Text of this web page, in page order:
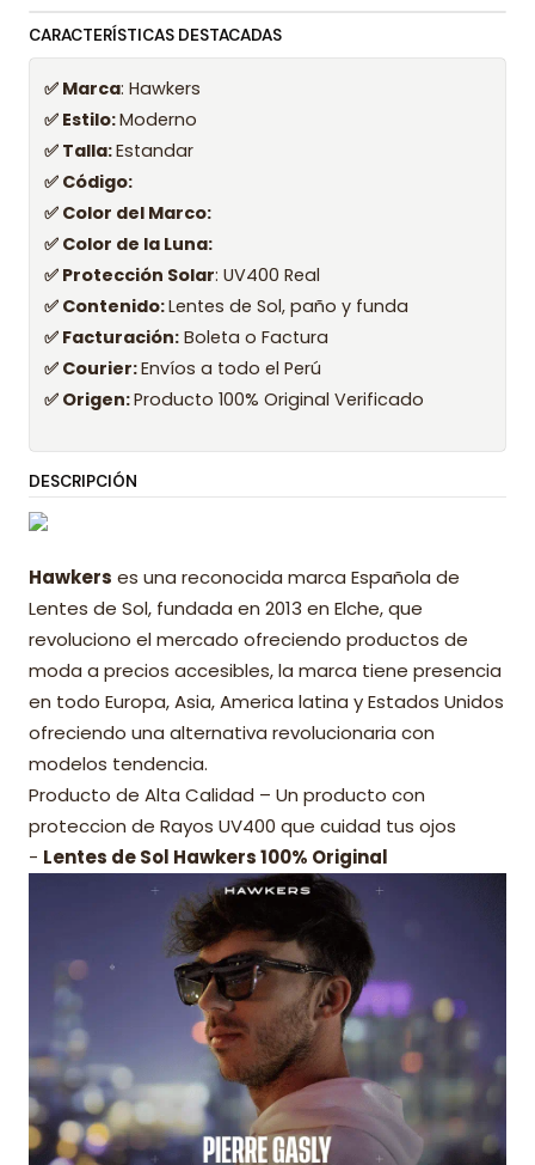
CARACTERÍSTICAS DESTACADAS
✅ Marca: Hawkers
✅ Estilo:Moderno
✅ Talla:Estandar
✅ Código:
✅ Color del Marco:
✅ Color de la Luna:
✅ Protección Solar: UV400 Real
✅ Contenido:Lentes de Sol, paño y funda
✅ Facturación: Boleta o Factura
✅ Courier:Envíos a todo el Perú
✅ Origen:Producto 100% Original Verificado
DESCRIPCIÓN
Hawkers es una reconocida marca Española de
Lentes de Sol, fundada en 2013 en Elche, que
revoluciono el mercado ofreciendo productos de
moda a precios accesibles, la marca tiene presencia
en todo Europa, Asia, America latina y Estados Unidos
ofreciendo una alternativa revolucionaria con
modelos tendencia.
Producto de Alta Calidad – Un producto con
proteccion de Rayos UV400 que cuidad tus ojos
- Lentes de Sol Hawkers 100% Original